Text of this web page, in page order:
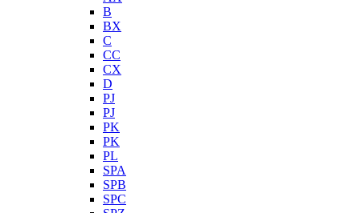
B
BX
C
CC
CX
D
PJ
PJ
PK
PK
PL
SPA
SPB
SPC